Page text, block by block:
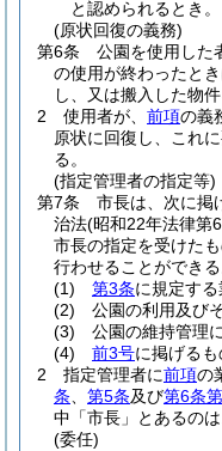
と認められるとき。
(原状回復の義務)
第6条
公園を使用した
の使用が終わったと
し、又は搬入した物
2
使用者が、 前項の義
原状に回復し、これ
る。
(指定管理者の指定等)
第7条
市長は、次に掲
治法(昭和22年法律第
市長の指定を受けた
行わせることができる
(1)
第3条に規定する
(2)
公園の利用及び
(3)
公園の維持管理
(4)
前3号に掲げる
2
指定管理者に前項の
条
第5条及び第6条
中「市長」とあるの
(委任)